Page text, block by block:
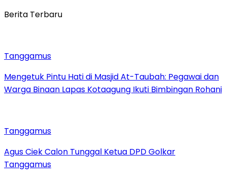
Berita Terbaru
Tanggamus
Mengetuk Pintu Hati di Masjid At-Taubah: Pegawai dan
Warga Binaan Lapas Kotaagung Ikuti Bimbingan Rohani
Tanggamus
Agus Ciek Calon Tunggal Ketua DPD Golkar
Tanggamus